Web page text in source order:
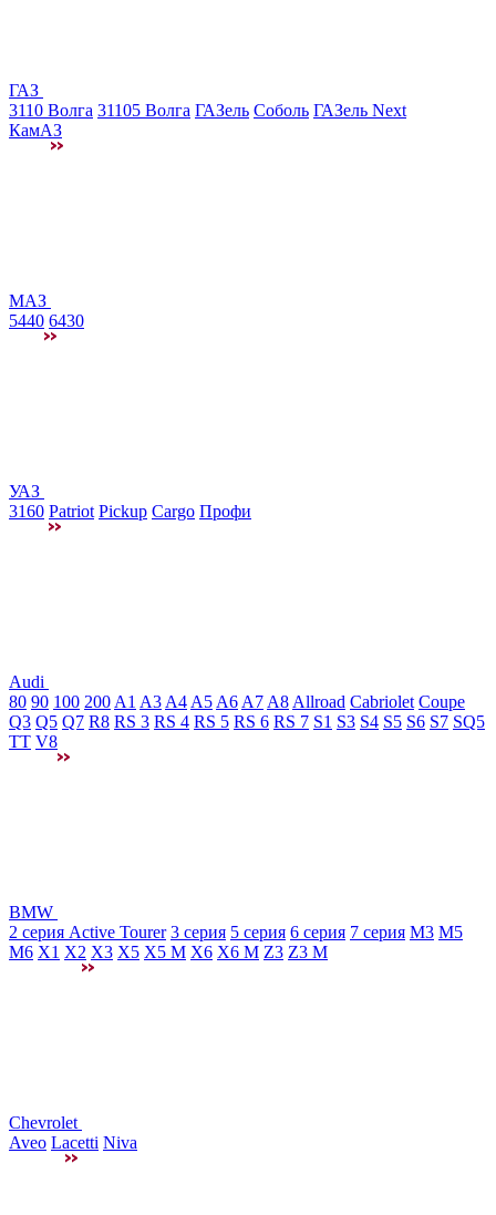
ГАЗ
3110 Волга 31105 Волга ГАЗель Соболь ГАЗель Next
КамАЗ
МАЗ
5440 6430
УАЗ
3160 Patriot Pickup Cargo Профи
Audi
80 90 100 200 A1 A3 A4 A5 A6 A7 A8 Allroad Cabriolet Coupe
Q3 Q5 Q7 R8 RS 3 RS 4 RS 5 RS 6 RS 7 S1 S3 S4 S5 S6 S7 SQ5
TT V8
BMW
2 серия Active Tourer 3 серия 5 серия 6 серия 7 серия M3 М5
M6 X1 X2 X3 X5 X5 M X6 X6 M Z3 Z3 M
Chevrolet
Aveo Lacetti Niva